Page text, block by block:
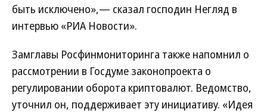
быть исключено»,— сказал господин Негляд в
интервью «РИА Новости».
Замглавы Росфинмониторинга также напомнил о
рассмотрении в Госдуме законопроекта о
регулировании оборота криптовалют. Ведомство,
уточнил он, поддерживает эту инициативу. «Идея